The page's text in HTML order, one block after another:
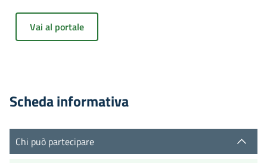
Vai al portale
Scheda informativa
Chi può partecipare